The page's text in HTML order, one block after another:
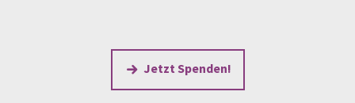
Jetzt Spenden!